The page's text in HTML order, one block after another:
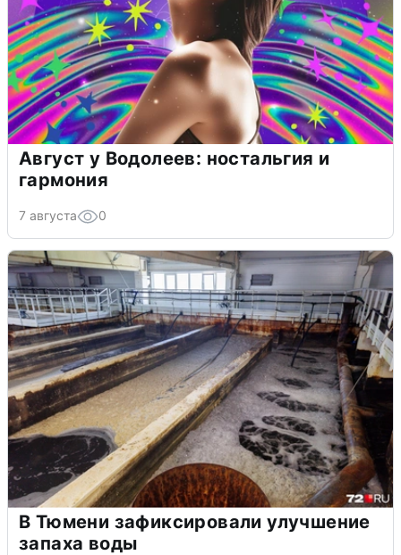
Август у Водолеев: ностальгия и
гармония
7 августа 0
В Тюмени зафиксировали улучшение
запаха воды